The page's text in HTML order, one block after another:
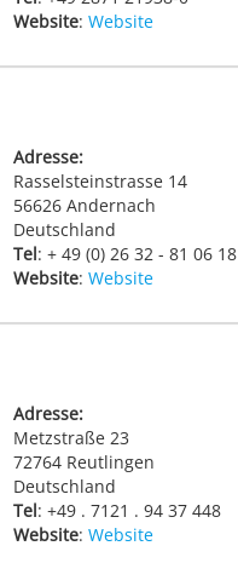
Website: Website
Adresse:
Rasselsteinstrasse 14
56626 Andernach
Deutschland
Tel: + 49 (0) 26 32 - 81 06 18
Website: Website
Adresse:
Metzstraße 23
72764 Reutlingen
Deutschland
Tel: +49 . 7121 . 94 37 448
Website: Website